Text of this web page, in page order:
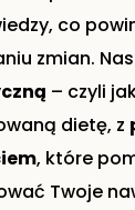
co
zmian.
– czyli
dietę, z
, które
Twoje